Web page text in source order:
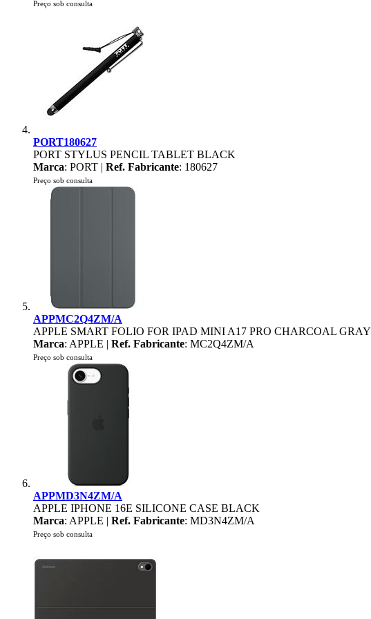
Preço sob consulta
PORT180627
PORT STYLUS PENCIL TABLET BLACK
Marca: PORT | Ref. Fabricante: 180627
Preço sob consulta
APPMC2Q4ZM/A
APPLE SMART FOLIO FOR IPAD MINI A17 PRO CHARCOAL GRAY
Marca: APPLE | Ref. Fabricante: MC2Q4ZM/A
Preço sob consulta
APPMD3N4ZM/A
APPLE IPHONE 16E SILICONE CASE BLACK
Marca: APPLE | Ref. Fabricante: MD3N4ZM/A
Preço sob consulta